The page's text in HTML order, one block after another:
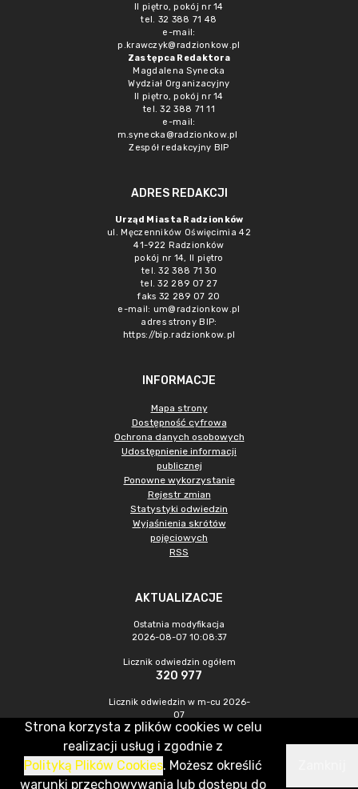
II piętro, pokój nr 14
tel. 32 388 71 48
e-mail:
p.krawczyk@radzionkow.pl
Zastępca Redaktora
Magdalena Synecka
Wydział Organizacyjny
II piętro, pokój nr 14
tel. 32 388 71 11
e-mail:
m.synecka@radzionkow.pl
Zespół redakcyjny BIP
ADRES REDAKCJI
Urząd Miasta Radzionków
ul. Męczenników Oświęcimia 42
41-922 Radzionków
pokój nr 14, II piętro
tel. 32 388 71 30
tel. 32 289 07 27
faks 32 289 07 20
e-mail: um@radzionkow.pl
adres strony BIP:
https://bip.radzionkow.pl
INFORMACJE
Mapa strony
Dostępność cyfrowa
Ochrona danych osobowych
Udostępnienie informacji
publicznej
Ponowne wykorzystanie
Rejestr zmian
Statystyki odwiedzin
Wyjaśnienia skrótów
pojęciowych
RSS
AKTUALIZACJE
Ostatnia modyfikacja
2026-08-07 10:08:37
Licznik odwiedzin ogółem
320 977
Licznik odwiedzin w m-cu 2026-
07
1 036
CMS & Hosting: Nefeni Sp. z o.o.
Strona korzysta z plików cookies w celu
realizacji usług i zgodnie z
Polityką Plików Cookies. Możesz określić
warunki przechowywania lub dostępu do